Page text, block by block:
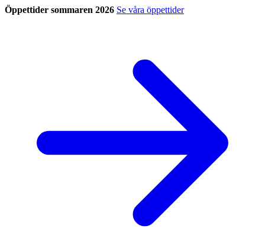
Öppettider sommaren 2026 Se våra öppettider